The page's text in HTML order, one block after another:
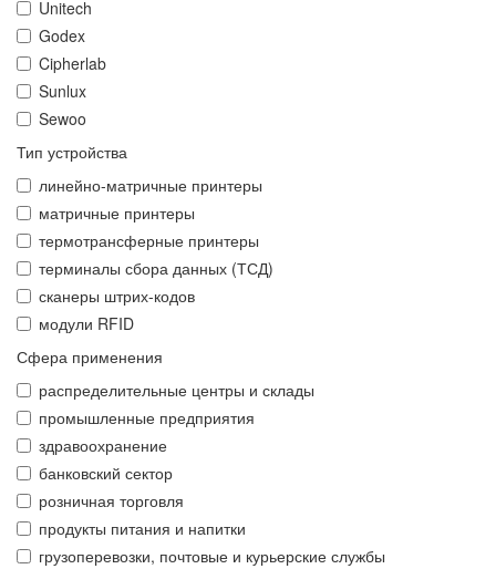
Unitech
Godex
Cipherlab
Sunlux
Sewoo
Тип устройства
линейно-матричные принтеры
матричные принтеры
термотрансферные принтеры
терминалы сбора данных (ТСД)
сканеры штрих-кодов
модули RFID
Сфера применения
распределительные центры и склады
промышленные предприятия
здравоохранение
банковский сектор
розничная торговля
продукты питания и напитки
грузоперевозки, почтовые и курьерские службы